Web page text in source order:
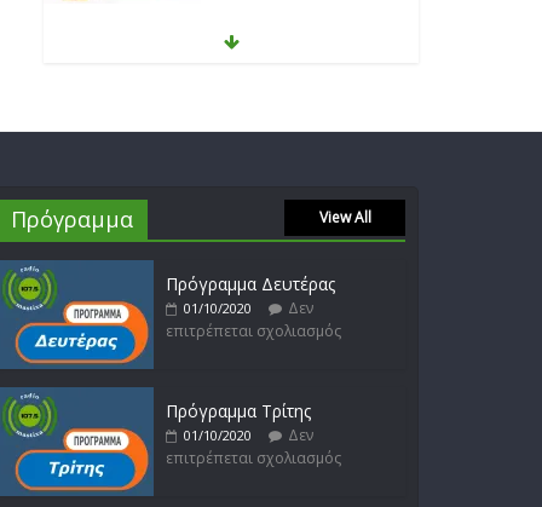
03/02/2023
επιτρέπεται σχολιασμός
Νίκος Ζιώγαλας
27/01/2023
Δεν
Απόστολος Ρίζος
Πρόγραμμα View All
Πρόγραμμα Δευτέρας
01/10/2020
Δεν
επιτρέπεται σχολιασμός
Πρόγραμμα Τρίτης
01/10/2020
Δεν
επιτρέπεται σχολιασμός